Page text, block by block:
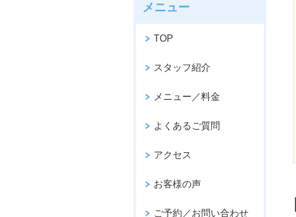
メニュー
TOP
スタッフ紹介
メニュー／料金
よくあるご質問
アクセス
お客様の声
ご予約／お問い合わせ